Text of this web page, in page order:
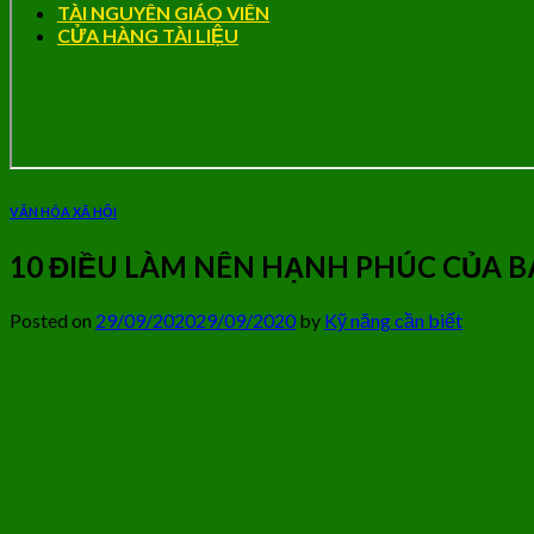
TÀI NGUYÊN GIÁO VIÊN
CỬA HÀNG TÀI LIỆU
VĂN HÓA XÃ HỘI
10 ĐIỀU LÀM NÊN HẠNH PHÚC CỦA
Posted on 29/09/202029/09/2020by Kỹ năng cần biết